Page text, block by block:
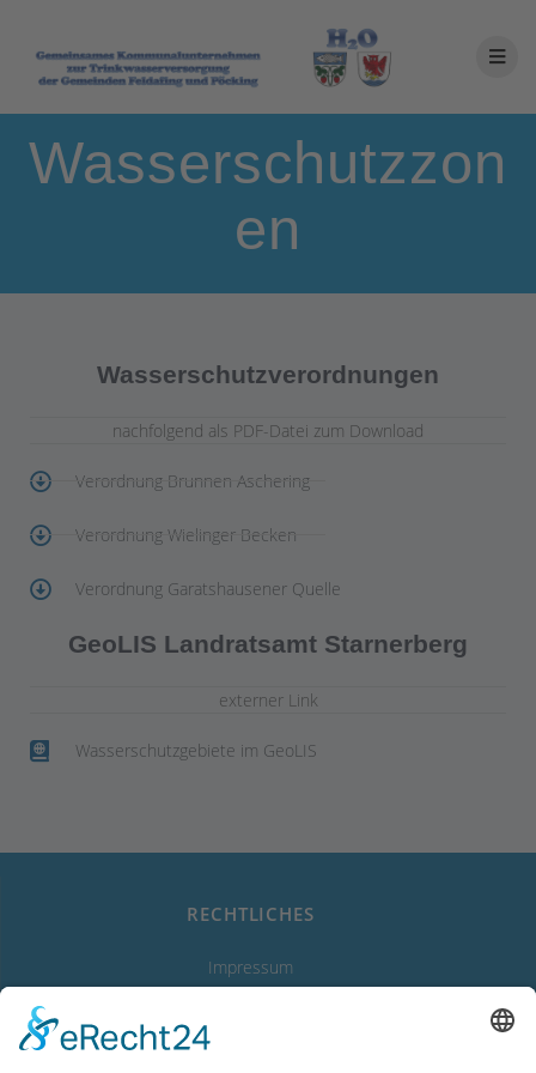
Wasserschutzzon
en
Wasserschutzverordnungen
nachfolgend als PDF-Datei zum Download
Verordnung Brunnen Aschering
Verordnung Wielinger Becken
Verordnung Garatshausener Quelle
GeoLIS Landratsamt Starnerberg
externer Link
Wasserschutzgebiete im GeoLIS
RECHTLICHES
Impressum
Erklärung zur Barrierefreiheit